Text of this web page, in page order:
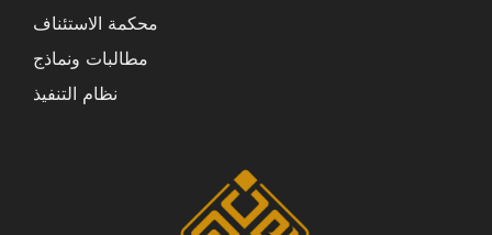
محكمة الاستئناف
مطالبات ونماذج
نظام التنفيذ